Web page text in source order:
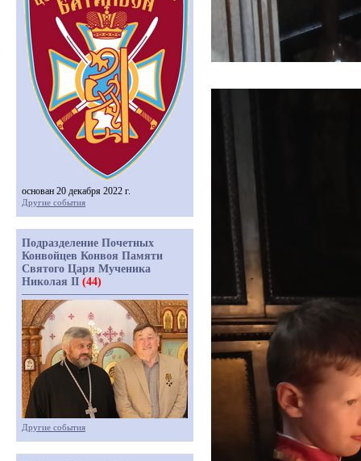
основан 20 декабря 2022 г.
Другие события
Подразделение Почетных
Конвойцев Конвоя Памяти
Святого Царя Мученика
Николая II (44)
Другие события